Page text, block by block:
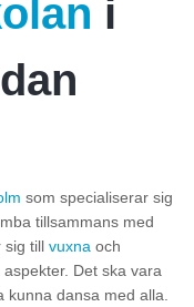
i
som specialiserar sig
tillsammans med
sig till vuxna och
Det ska vara
kunna dansa med alla.